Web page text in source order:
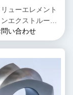
ューエレメント
エクストルーダ
クエクストルーダ
ューエレメント
問い合わせ